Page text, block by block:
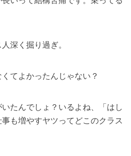
深く掘り過ぎ。
てよかったんじゃない？
たんでしょ？いるよね、「はし
も増やすヤツってどこのクラス